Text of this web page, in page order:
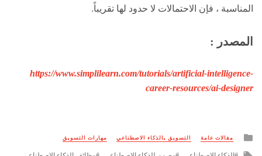
المناسبة ، فإن الاحتمالات لا حدود لها تقريباً.
المصدر :
https://www.simplilearn.com/tutorials/artificial-intelligence-
career-resources/ai-designer
Posted
مقالات عامة التسويق بالذكاء الاصطناعي مهارات التسويق
Tagged